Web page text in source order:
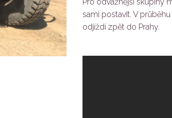
sami postavit. V
odjíždí zpět do Prahy.